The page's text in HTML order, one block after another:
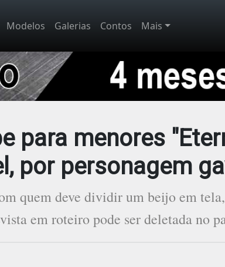
Modelos Galerias Contos Mais
para menores
por personagem
quem deve dividir um beijo em
em roteiro pode ser deletada no